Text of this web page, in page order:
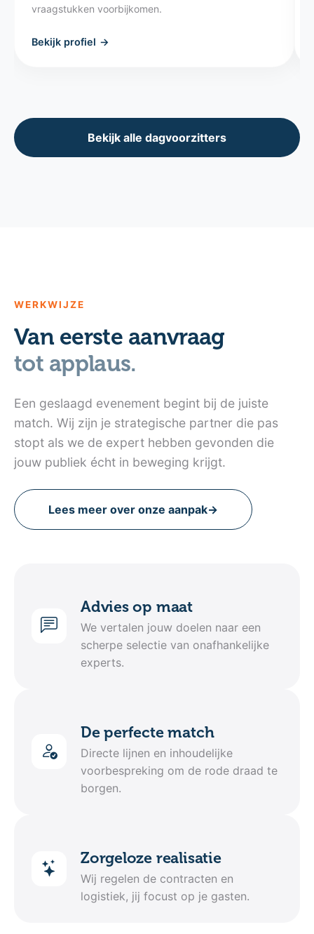
vraagstukken voorbijkomen.
Bekijk profiel →
Bekijk alle dagvoorzitters
WERKWIJZE
Van eerste aanvraag
tot applaus.
Een geslaagd evenement begint bij de juiste
match. Wij zijn je strategische partner die pas
stopt als we de expert hebben gevonden die
jouw publiek écht in beweging krijgt.
Lees meer over onze aanpak→
Advies op maat
We vertalen jouw doelen naar een
scherpe selectie van onafhankelijke
experts.
De perfecte match
Directe lijnen en inhoudelijke
voorbespreking om de rode draad te
borgen.
Zorgeloze realisatie
Wij regelen de contracten en
logistiek, jij focust op je gasten.